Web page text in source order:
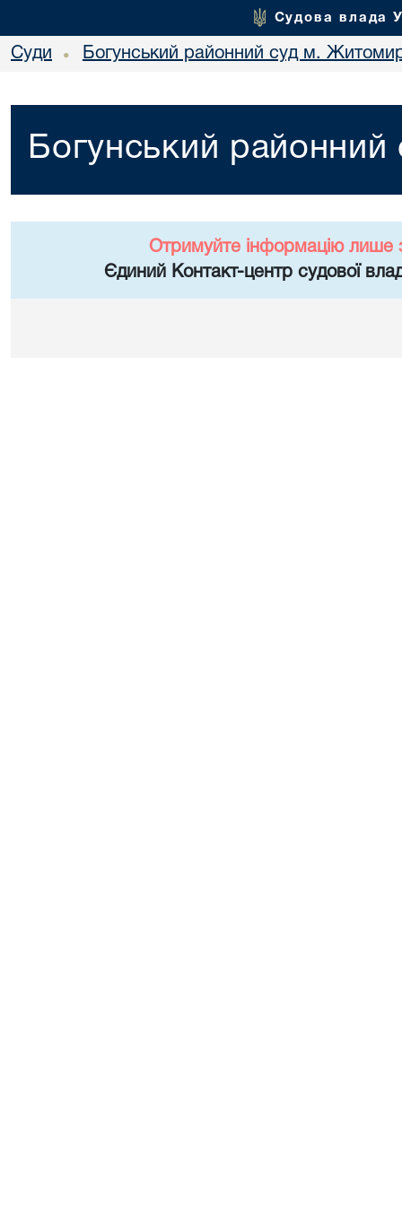
Судова влада
Суди • Богунський районний суд м.
Богунський
Отримуйте інформацію лише
Єдиний Контакт-центр судової